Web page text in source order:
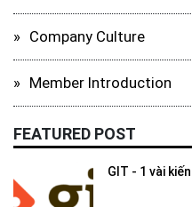
Company Culture
Member Introduction
FEATURED POST
GIT - 1 vài